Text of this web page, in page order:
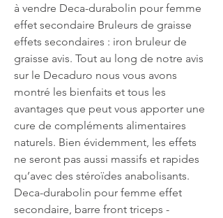
à vendre Deca-durabolin pour femme
effet secondaire Bruleurs de graisse
effets secondaires : iron bruleur de
graisse avis. Tout au long de notre avis
sur le Decaduro nous vous avons
montré les bienfaits et tous les
avantages que peut vous apporter une
cure de compléments alimentaires
naturels. Bien évidemment, les effets
ne seront pas aussi massifs et rapides
qu’avec des stéroïdes anabolisants.
Deca-durabolin pour femme effet
secondaire, barre front triceps -